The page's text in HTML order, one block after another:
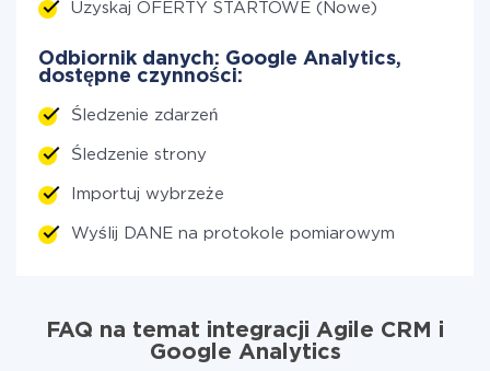
Uzyskaj OFERTY STARTOWE (Nowe)
Odbiornik danych: Google Analytics,
dostępne czynności:
Śledzenie zdarzeń
Śledzenie strony
Importuj wybrzeże
Wyślij DANE na protokole pomiarowym
FAQ na temat integracji Agile CRM i
Google Analytics